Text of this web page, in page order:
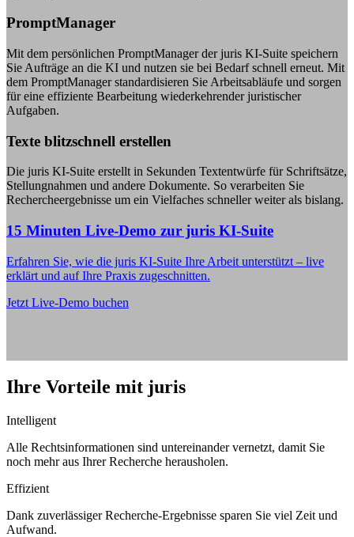
PromptManager
Mit dem persönlichen PromptManager der juris KI-Suite speichern
Sie Aufträge an die KI und nutzen sie bei Bedarf schnell erneut. Mit
dem PromptManager standardisieren Sie Arbeitsabläufe und sorgen
für eine effiziente Bearbeitung wiederkehrender juristischer
Aufgaben.
Texte blitzschnell erstellen
Die juris KI-Suite erstellt in Sekunden Textentwürfe für Schriftsätze,
Stellungnahmen und andere Dokumente. So verarbeiten Sie
Rechercheergebnisse um ein Vielfaches schneller weiter als bislang.
15 Minuten Live-Demo zur juris KI-Suite
Erfahren Sie, wie die juris KI-Suite Ihre Arbeit unterstützt – live
erklärt und auf Ihre Praxis zugeschnitten.
Jetzt Live-Demo buchen
Ihre Vorteile mit juris
Intelligent
Alle Rechtsinformationen sind untereinander vernetzt, damit Sie
noch mehr aus Ihrer Recherche herausholen.
Effizient
Dank zuverlässiger Recherche-Ergebnisse sparen Sie viel Zeit und
Aufwand.